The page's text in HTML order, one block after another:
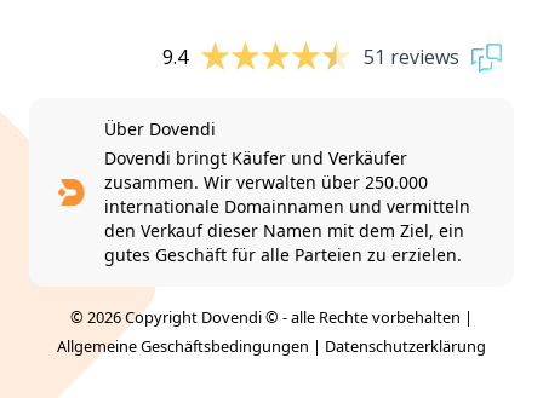
9.4 51 reviews
Über Dovendi
Dovendi bringt Käufer und Verkäufer
zusammen. Wir verwalten über 250.000
internationale Domainnamen und vermitteln
den Verkauf dieser Namen mit dem Ziel, ein
gutes Geschäft für alle Parteien zu erzielen.
© 2026 Copyright Dovendi © - alle Rechte vorbehalten |
Allgemeine Geschäftsbedingungen | Datenschutzerklärung